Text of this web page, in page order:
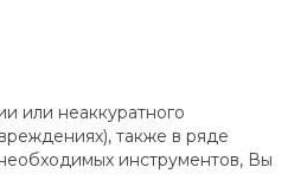
или неаккуратного
также в ряде
инструментов, Вы